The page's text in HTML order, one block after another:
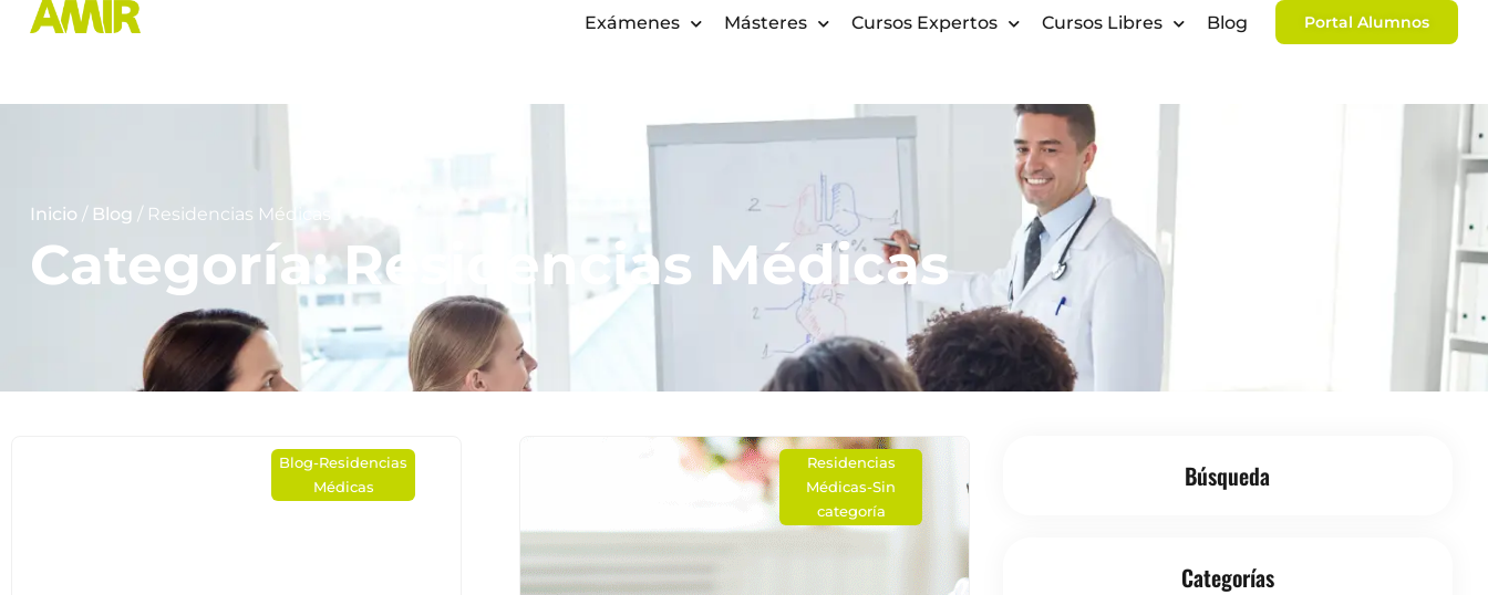
Exámenes Másteres Cursos Expertos Cursos Libres Blog Portal Alumnos
Inicio / Blog / Residencias Médicas
Categoría: Residencias Médicas
Blog-Residencias
Médicas
Residencias
Médicas-Sin
categoría
Búsqueda
Categorías